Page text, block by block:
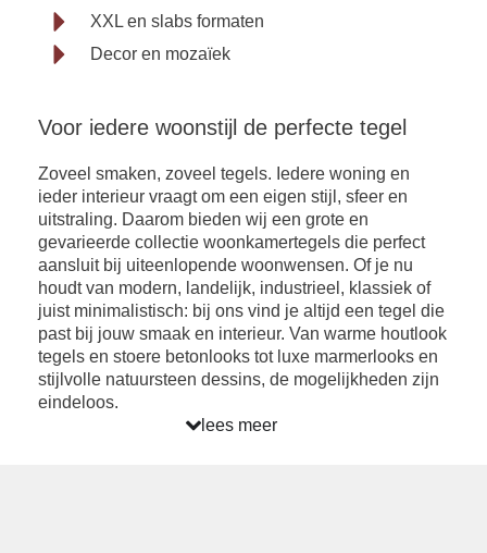
XXL en slabs formaten
Decor en mozaïek
Voor iedere woonstijl de perfecte tegel
Zoveel smaken, zoveel tegels. Iedere woning en
ieder interieur vraagt om een eigen stijl, sfeer en
uitstraling. Daarom bieden wij een grote en
gevarieerde collectie woonkamertegels die perfect
aansluit bij uiteenlopende woonwensen. Of je nu
houdt van modern, landelijk, industrieel, klassiek of
juist minimalistisch: bij ons vind je altijd een tegel die
past bij jouw smaak en interieur. Van warme houtlook
tegels en stoere betonlooks tot luxe marmerlooks en
stijlvolle natuursteen dessins, de mogelijkheden zijn
eindeloos.